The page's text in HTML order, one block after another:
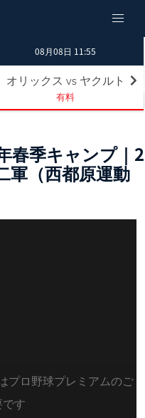
08月08日 11:55
オリックス vs ヤクルト
有料
春季キャンプ｜2
軍（西都原運動
プロ野球プレミアムのご
す